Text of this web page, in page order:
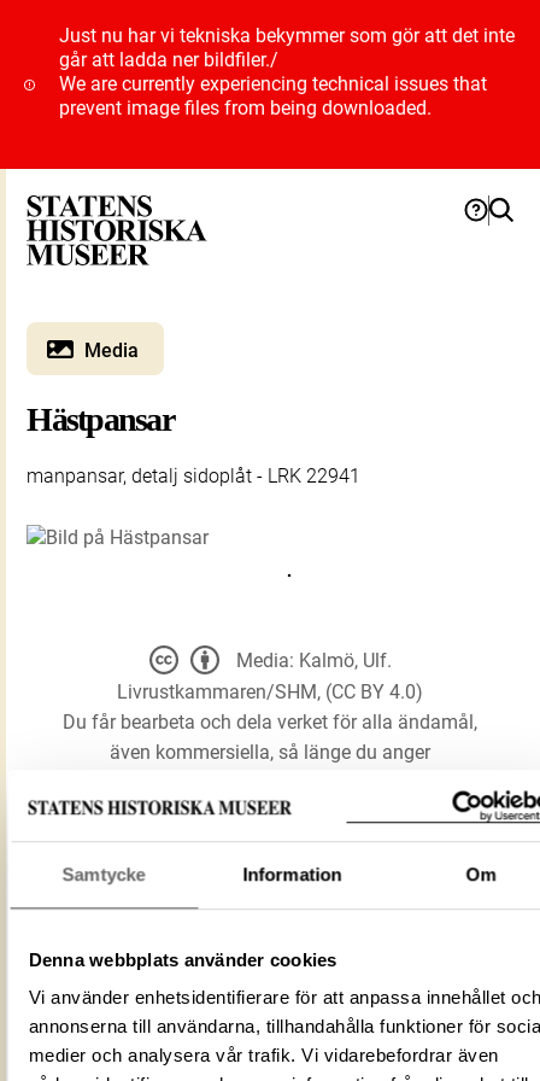
Samtycke Information Om
Denna webbplats använder cookies
Vi använder enhetsidentifierare för att anpassa innehållet och
annonserna till användarna, tillhandahålla funktioner för
medier och analysera vår trafik. Vi vidarebefordrar även
Just nu har vi tekniska bekymmer som gör att det inte
går att ladda ner bildfiler./
We are currently experiencing technical issues that
prevent image files from being downloaded.
Media
Hästpansar
manpansar, detalj sidoplåt - LRK 22941
Förmålsbenämning Hästpansar
Föremålsnummer
22941_LRK
Mediatyp
image/jpeg
ID‑nummer
7BCF7272-FB72-42D5-B09A-
Media: Kalmö, Ulf.
Livrustkammaren/SHM, (CC BY 4.0)
Du får bearbeta och dela verket för alla ändamål,
även kommersiella, så länge du anger
LADDA NER MEDIA